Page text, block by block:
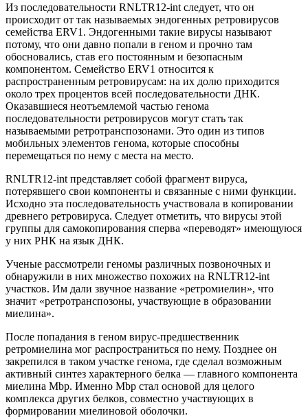
Из последовательности RNLTR12-int следует, что он
происходит от так называемых эндогенных ретровирусов
семейства ERV1. Эндогенными такие вирусы называют
потому, что они давно попали в геном и прочно там
обосновались, став его постоянным и безопасным
компонентом. Семейство ERV1 относится к
распространенным ретровирусам: на их долю приходится
около трех процентов всей последовательности ДНК.
Оказавшиеся неотъемлемой частью генома
последовательности ретровирусов могут стать так
называемыми ретротранспозонами. Это один из типов
мобильных элементов генома, которые способны
перемещаться по нему с места на место.
RNLTR12-int представляет собой фрагмент вируса,
потерявшего свои компоненты и связанные с ними функции.
Исходно эта последовательность участвовала в копировании
древнего ретровируса. Следует отметить, что вирусы этой
группы для самокопирования сперва «переводят» имеющуюся
у них РНК на язык ДНК.
Ученые рассмотрели геномы различных позвоночных и
обнаружили в них множество похожих на RNLTR12-int
участков. Им дали звучное название «ретромиелин», что
значит «ретротранспозоны, участвующие в образовании
миелина».
После попадания в геном вирус-предшественник
ретромиелина мог распространиться по нему. Позднее он
закрепился в таком участке генома, где сделал возможным
активный синтез характерного белка — главного компонента
миелина Mbp. Именно Mbp стал основой для целого
комплекса других белков, совместно участвующих в
формировании миелиновой оболочки.